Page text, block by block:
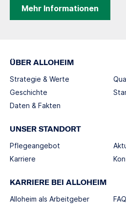
Mehr Informationen
ÜBER ALLOHEIM
Strategie & Werte
Geschichte
Daten & Fakten
UNSER STANDORT
Pflegeangebot
Karriere
KARRIERE BEI ALLOHEIM
Alloheim als Arbeitgeber FAQ